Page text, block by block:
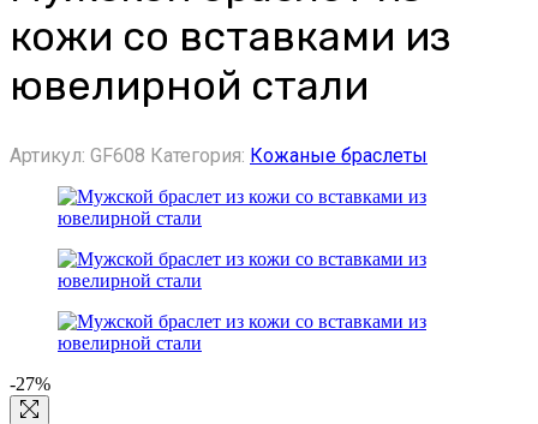
кожи со вставками из
ювелирной стали
Артикул: GF608 Категория: Кожаные браслеты
-27%